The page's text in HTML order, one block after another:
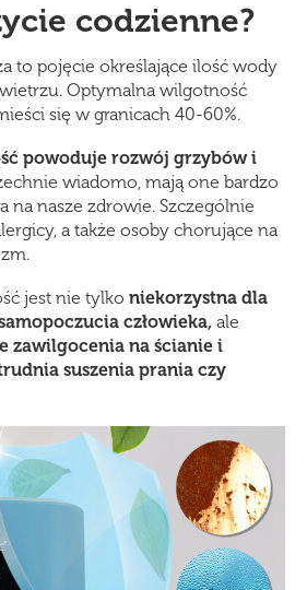
codzienne?
to pojęcie określające ilość wody
Optymalna wilgotność
się w granicach 40-60%.
powoduje rozwój grzybów i
wiadomo, mają one bardzo
na nasze zdrowie. Szczególnie
a także osoby chorujące na
jest nie tylko niekorzystna dla
człowieka, ale
zawilgocenia na ścianie i
suszenia prania czy